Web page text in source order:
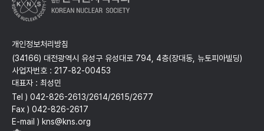
개인정보처리방침
(34166) 대전광역시 유성구 유성대로 794, 4층(장대동, 뉴토피아빌딩)
사업자번호 : 217-82-00453
대표자 : 최성민
Tel ) 042-826-2613/2614/2615/2677
Fax ) 042-826-2617
E-mail ) kns@kns.org